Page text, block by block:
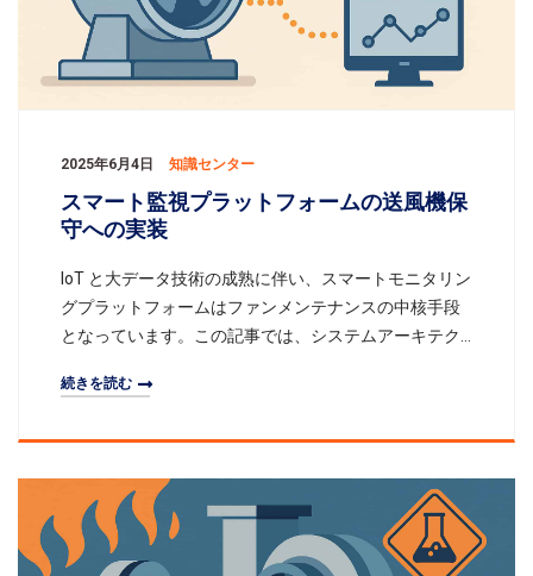
2025年6月4日 知識センター
スマート監視プラットフォームの送風機保
守への実装
IoT と大データ技術の成熟に伴い、スマートモニタリン
グプラットフォームはファンメンテナンスの中核手段
となっています。この記事では、システムアーキテク
例、実施のポイントの4つの側面から、オンラインモニ
します。一、システムアーキテクチャと主要コンポー
ネントセ
続きを読む